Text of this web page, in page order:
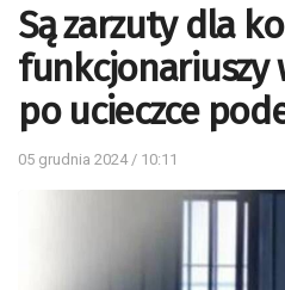
Są zarzuty dla
funkcjonariuszy
po ucieczce
05 grudnia 2024 / 10:11